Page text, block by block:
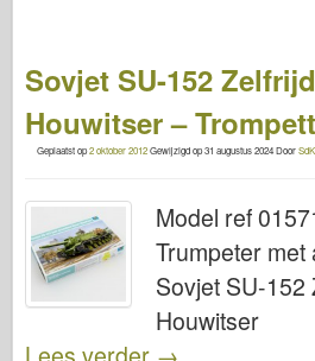
Sovjet SU-152
Houwitser –
Geplaatst op2 oktober 2012Gewijzigd op31 augustus 2024Door
Model ref
Trumpeter
Sovjet SU-
Houwitser